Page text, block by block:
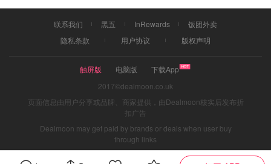
联系我们 黑五 InRewards
饭团外卖
隐私条款
用户协议 版权声明
触屏版 电脑版
下载App
2017©dealmoon.co.uk
页面信息由用户分享或品牌、商家提供，由Dealmoon核实后发布折
扣广告
Dealmoon may get paid by brands or deals when user buy
through links